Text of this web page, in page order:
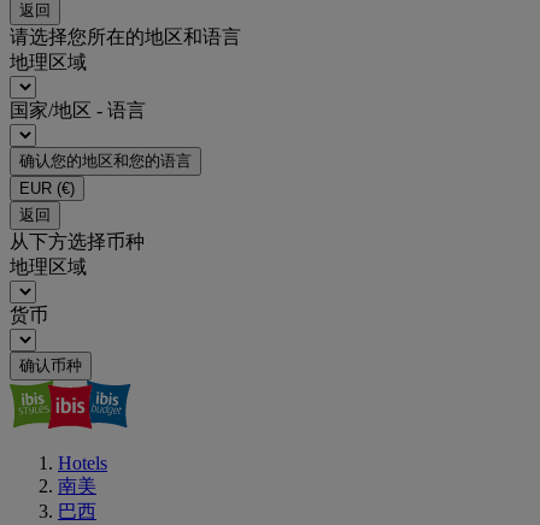
返回
请选择您所在的地区和语言
地理区域
国家/地区 - 语言
确认您的地区和您的语言
EUR (€)
返回
从下方选择币种
地理区域
货币
确认币种
Hotels
南美
巴西